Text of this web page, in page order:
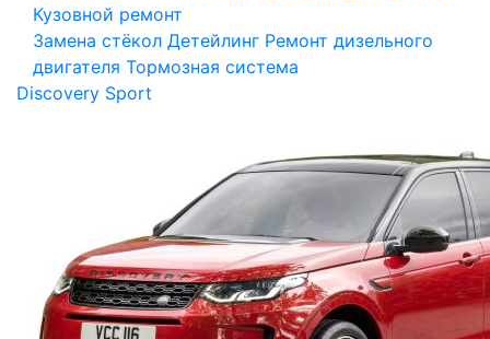
Кузовной ремонт
Замена стёкол Детейлинг Ремонт дизельного
двигателя Тормозная система
Discovery Sport